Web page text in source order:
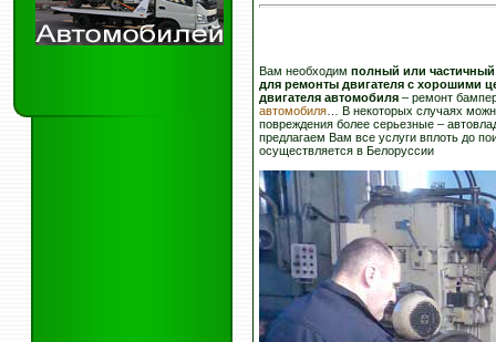
Вам необходим полный или
для ремонты двигателя с хорошими
двигателя автомобиля – ремонт
автомобиля … В некоторых случаях
повреждения более серьезные –
предлагаем Вам все услуги вплоть до
осуществляется в Белоруссии